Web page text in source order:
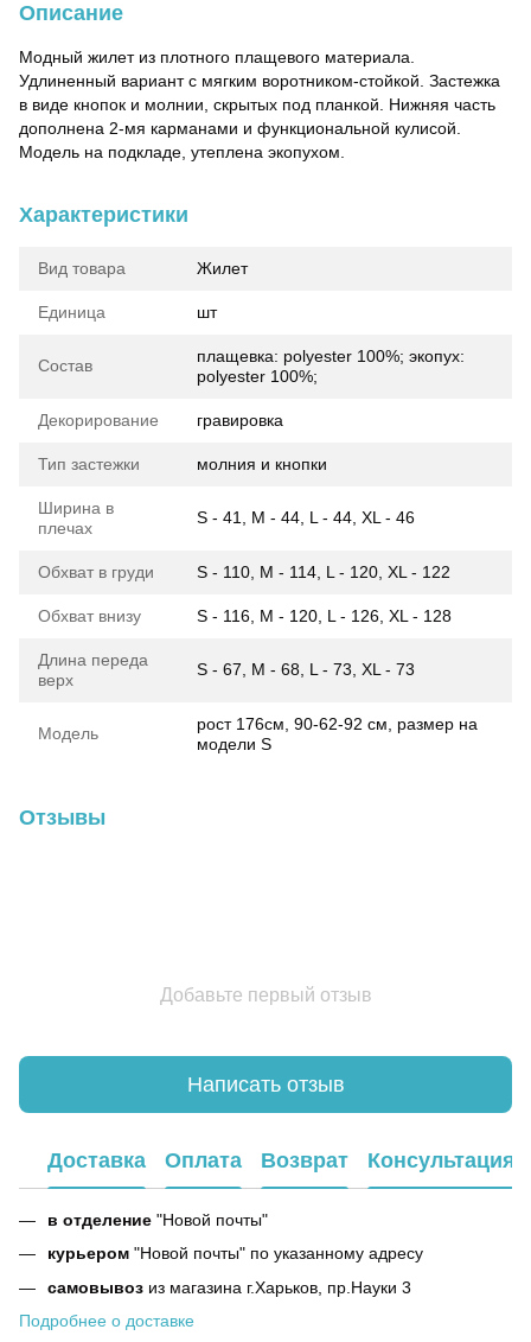
Описание
Модный жилет из плотного плащевого материала.
Удлиненный вариант с мягким воротником-стойкой. Застежка
в виде кнопок и молнии, скрытых под планкой. Нижняя часть
дополнена 2-мя карманами и функциональной кулисой.
Модель на подкладе, утеплена экопухом.
Характеристики
Вид товара Жилет
Единица шт
Состав
плащевка: polyester 100%; экопух:
polyester 100%;
Декорирование гравировка
Тип застежки молния и кнопки
Ширина в
плечах
S - 41, M - 44, L - 44, XL - 46
Обхват в груди S - 110, M - 114, L - 120, XL - 122
Обхват внизу S - 116, M - 120, L - 126, XL - 128
Длина переда
верх
S - 67, M - 68, L - 73, XL - 73
Модель
рост 176см, 90-62-92 см, размер на
модели S
Отзывы
Добавьте первый отзыв
Написать отзыв
Доставка Оплата Возврат Консультация
в отделение "Новой почты"
курьером "Новой почты" по указанному адресу
самовывоз из магазина г.Харьков, пр.Науки 3
Подробнее о доставке